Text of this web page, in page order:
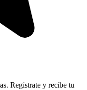
Regístrate y recibe tu